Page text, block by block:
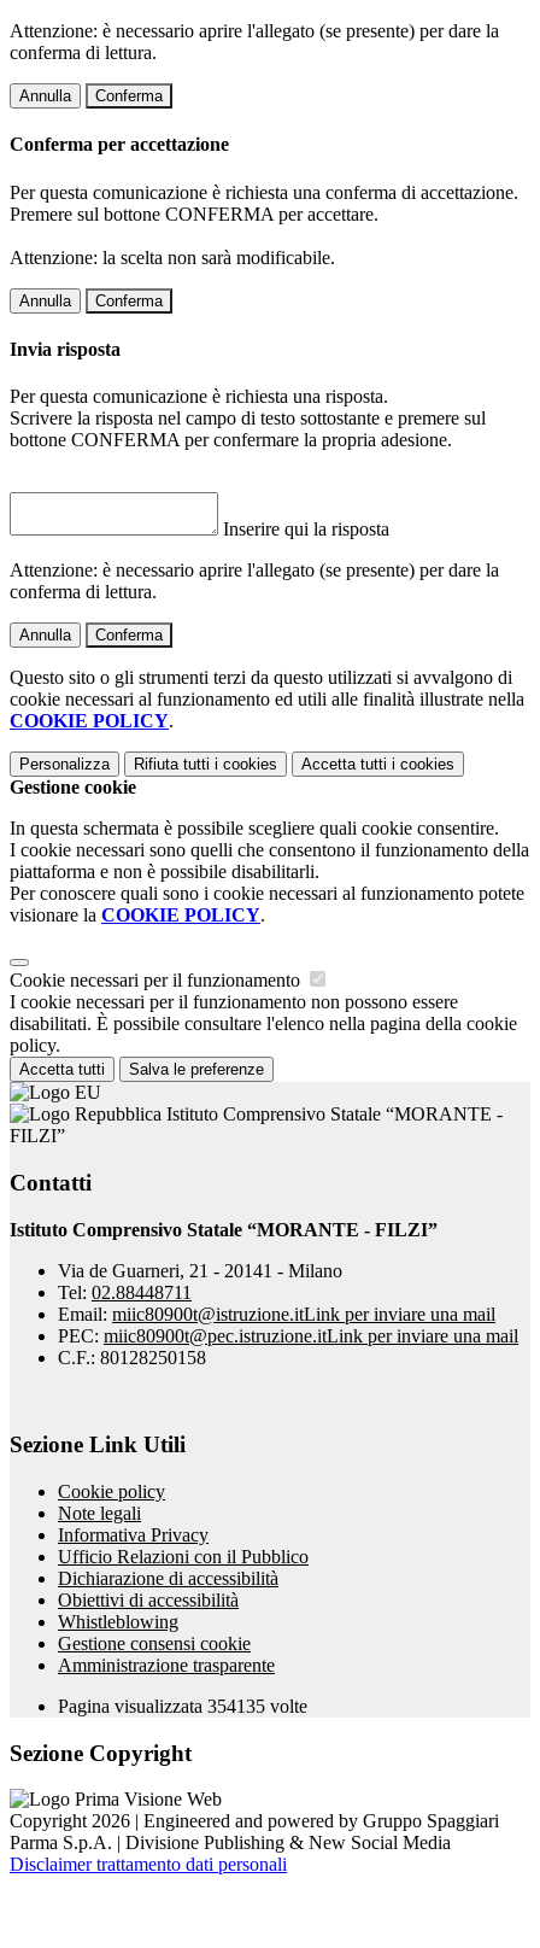
Attenzione: è necessario aprire l'allegato (se presente) per dare la
conferma di lettura.
Annulla Conferma
Conferma per accettazione
Per questa comunicazione è richiesta una conferma di accettazione.
Premere sul bottone CONFERMA per accettare.
Attenzione: la scelta non sarà modificabile.
Annulla Conferma
Invia risposta
Per questa comunicazione è richiesta una risposta.
Scrivere la risposta nel campo di testo sottostante e premere sul
bottone CONFERMA per confermare la propria adesione.
Inserire qui la risposta
Attenzione: è necessario aprire l'allegato (se presente) per dare la
conferma di lettura.
Annulla Conferma
Questo sito o gli strumenti terzi da questo utilizzati si avvalgono di
cookie necessari al funzionamento ed utili alle finalità illustrate nella
COOKIE POLICY.
Personalizza Rifiuta tutti i cookies Accetta tutti i cookies
Gestione cookie
In questa schermata è possibile scegliere quali cookie consentire.
I cookie necessari sono quelli che consentono il funzionamento della
piattaforma e non è possibile disabilitarli.
Per conoscere quali sono i cookie necessari al funzionamento potete
visionare la COOKIE POLICY.
Cookie necessari per il funzionamento
I cookie necessari per il funzionamento non possono essere
disabilitati. È possibile consultare l'elenco nella pagina della cookie
policy.
Accetta tutti Salva le preferenze
Istituto Comprensivo Statale “MORANTE -
FILZI”
Contatti
Istituto Comprensivo Statale “MORANTE - FILZI”
Via de Guarneri, 21 - 20141 - Milano
Tel: 02.88448711
Email: miic80900t@istruzione.itLink per inviare una mail
PEC: miic80900t@pec.istruzione.itLink per inviare una mail
C.F.: 80128250158
Sezione Link Utili
Cookie policy
Note legali
Informativa Privacy
Ufficio Relazioni con il Pubblico
Dichiarazione di accessibilità
Obiettivi di accessibilità
Whistleblowing
Gestione consensi cookie
Amministrazione trasparente
Pagina visualizzata 354135 volte
Sezione Copyright
Copyright 2026 | Engineered and powered by Gruppo Spaggiari
Parma S.p.A. | Divisione Publishing & New Social Media
Disclaimer trattamento dati personali